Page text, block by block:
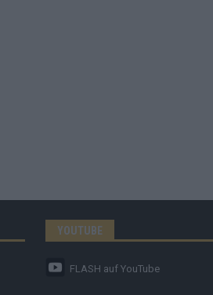
YOUTUBE
FLASH auf YouTube